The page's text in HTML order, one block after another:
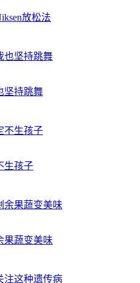
放松法
坚持跳舞
生孩子
果蔬变美味